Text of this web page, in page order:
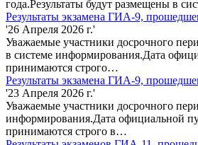
года.Результаты будут размещены в
Результаты экзамена ГИА-9,
'26 Апреля 2026 г.'
Уважаемые участники досрочного
в системе информирования.Дата
принимаются строго…
Результаты экзамена ГИА-9,
'23 Апреля 2026 г.'
Уважаемые участники досрочного
информирования.Дата официальной
принимаются строго в…